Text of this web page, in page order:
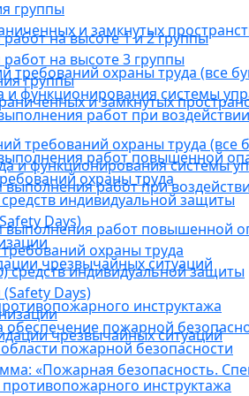
группы
и замкнутых
требований охраны труда (все
функционирования системы
работ при
работ повышенной
охраны труда
индивидуальной защиты
Days)
чрезвычайных ситуаций
инструктажа
пожарной
пожарной безопасности
«Пожарная безопасность.
на высоте 1 и 2 группы
на высоте 3 группы
группы
и замкнутых
требований охраны труда (все
и функционирования системы
работ при
работ повышенной
охраны труда
индивидуальной защиты
Days)
чрезвычайных ситуаций
инструктажа